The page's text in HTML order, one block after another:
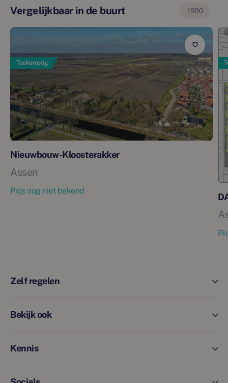
Vergelijkbaar in de buurt 1990
Toekomstig
Nieuwbouw-Kloosterakker
Assen
Prijs nog niet bekend
Zelf regelen
Bekijk ook
Kennis